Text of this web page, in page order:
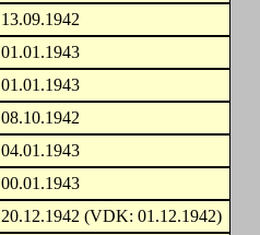
13.09.1942
01.01.1943
01.01.1943
08.10.1942
04.01.1943
00.01.1943
20.12.1942 (VDK: 01.12.1942)